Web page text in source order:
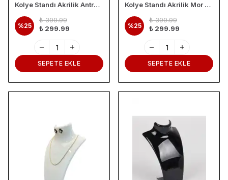
Kolye Standı Akrilik Antrasit Gri 19x30 cm
%25
₺ 399.99
₺ 299.99
SEPETE EKLE
Kolye Standı Akrilik Mor 19x30 cm
%25
₺ 399.99
₺ 299.99
SEPETE EKLE